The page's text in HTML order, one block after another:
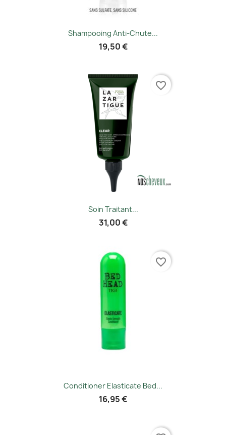
Shampooing Anti-Chute...
19,50 €
Soin Traitant...
31,00 €
favorite_border
Conditioner Elasticate Bed...
16,95 €
favorite_border